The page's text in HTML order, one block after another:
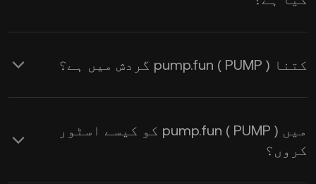
کریں۔
کتنا pump.fun ( PUMP ) گردش میں ہے؟
میں pump.fun ( PUMP ) کو کیسے اسٹور
کروں؟